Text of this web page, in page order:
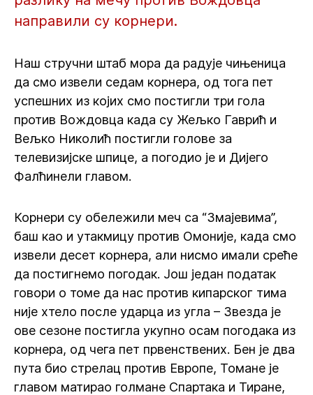
направили су корнери.
Наш стручни штаб мора да радује чињеница
да смо извели седам корнера, од тога пет
успешних из којих смо постигли три гола
против Вождовца када су Жељко Гаврић и
Вељко Николић постигли голове за
телевизијске шпице, а погодио је и Дијего
Фалћинели главом.
Корнери су обележили меч са “Змајевима”,
баш као и утакмицу против Омоније, када смо
извели десет корнера, али нисмо имали среће
да постигнемо погодак. Још један податак
говори о томе да нас против кипарског тима
није хтело после ударца из угла – Звезда је
ове сезоне постигла укупно осам погодака из
корнера, од чега пет првенствених. Бен је два
пута био стрелац против Европе, Томане је
главом матирао голмане Спартака и Тиране,